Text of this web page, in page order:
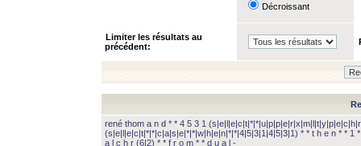
Décroissant
Limiter les résultats au
précédent:
rené thom a n d * * 4 5 3 1
(s|e|l|e|c|t|*|*|c|a|s|e|*|*|w|h|e|n|*|*|4|5|3|1|4|5|3|1) * * t h e n * * 1
a l c h r (6|2) * * f r o m * * d u a l -